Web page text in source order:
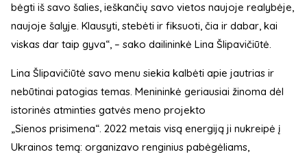
bėgti iš savo šalies, ieškančių savo vietos naujoje realybėje,
naujoje šalyje. Klausyti, stebėti ir fiksuoti, čia ir dabar, kai
viskas dar taip gyva“, – sako dailininkė Lina Šlipavičiūtė.
Lina Šlipavičiūtė savo menu siekia kalbėti apie jautrias ir
nebūtinai patogias temas. Menininkė geriausiai žinoma dėl
istorinės atminties gatvės meno projekto
„Sienos prisimena“. 2022 metais visą energiją ji nukreipė į
Ukrainos temą: organizavo renginius pabėgėliams,